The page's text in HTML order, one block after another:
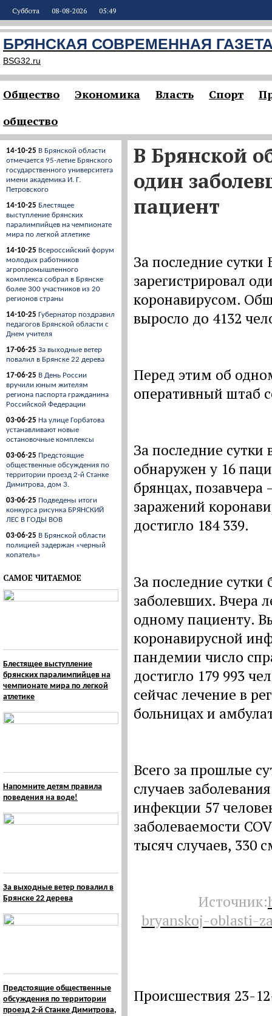
Суббота 08-08-2026 05:49
БРЯНСКАЯ СОВРЕМЕННАЯ
BSG32.ru
Общество Экономика Власть Спорт
общество
14-10-25 В Брянской области
отмечается 95-летие Брянского
государственного университета
имени академика И. Г.
Петровского
14-10-25 Блестящее
выступление брянских
паралимпийцев на чемпионате
мира по легкой атлетике
14-10-25 Всероссийский форум
молодых работников
агропромышленного
комплекса собрал в Брянске
более 300 участников из 20
регионов страны
14-10-25 Губернатор поздравил
педагогов Брянской области с
Днем учителя
17-06-25 За выходные ветер
повалил в Брянске 22 дерева
17-06-25 В День России
вручили юным жителям
региона паспорта гражданина
Российской Федерации
03-06-25 На улице Горбатова
устанавливают новые
остановочные комплексы
03-06-25 Предстоящие
общественные обсуждения по
территории проезд 2-й Станке
Димитрова, дом 3.
03-06-25 Подведены итоги
конкурса рисунка БРЯНСКИЙ
ЛЕС В ГОДЫ ВОВ
03-06-25 В Брянской области
полицией задержан «черный
копатель»
САМОЕ ЧИТАЕМОЕ
Блестящее выступление
брянских паралимпийцев на
чемпионате мира по легкой
атлетике
Напомните детям правила
поведения на воде!
За выходные ветер повалил в
Брянске 22 дерева
Предстоящие общественные
обсуждения по территории
проезд 2-й Станке Димитрова,
В Брянской
один
пациент
За последние
зарегистрировал
коронавирусом.
выросло до 4132
Перед этим об
оперативный штаб
За последние сутки
обнаружен у 16
брянцах,
заражений
достигло 184 339.
За последние
заболевших. Вчера
одному пациенту.
коронавирусной
пандемии число
достигло 179 993
сейчас лечение в
больницах и
Всего за прошлые
случаев
инфекции 57
заболеваемости
тысяч случаев, 330
Источник:
bryanskoj-oblasti-
Происшествия 23-